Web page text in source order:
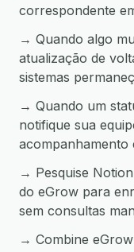
correspondente
→ Quando algo
atualização de
sistemas
→ Quando um
notifique sua
acompanhamento
→ Pesquise
do eGrow para
sem consultas
→ Combine